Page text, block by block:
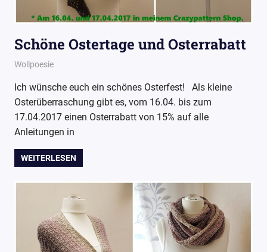
Schöne Ostertage und Osterrabatt
15. April 2017
Wollpoesie
Wollpoesie
Ich wünsche euch ein schönes Osterfest! Als kleine
Osterüberraschung gibt es, vom 16.04. bis zum
17.04.2017 einen Osterrabatt von 15% auf alle
Anleitungen in
WEITERLESEN